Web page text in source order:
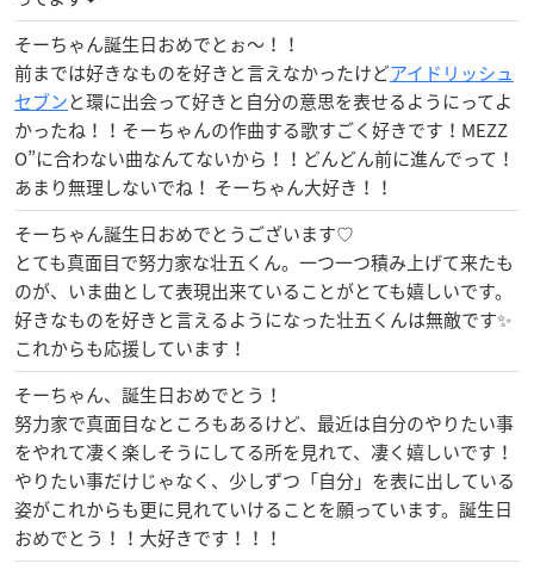
そーちゃん誕生日おめでとぉ〜！！
前までは好きなものを好きと言えなかったけどアイドリッシュ
セブンと環に出会って好きと自分の意思を表せるようにってよ
かったね！！そーちゃんの作曲する歌すごく好きです！MEZZ
O”に合わない曲なんてないから！！どんどん前に進んでって！
あまり無理しないでね！ そーちゃん大好き！！
そーちゃん誕生日おめでとうございます♡
とても真面目で努力家な壮五くん。一つ一つ積み上げて来たも
のが、いま曲として表現出来ていることがとても嬉しいです。
好きなものを好きと言えるようになった壮五くんは無敵です✨
これからも応援しています！
そーちゃん、誕生日おめでとう！
努力家で真面目なところもあるけど、最近は自分のやりたい事
をやれて凄く楽しそうにしてる所を見れて、凄く嬉しいです！
やりたい事だけじゃなく、少しずつ「自分」を表に出している
姿がこれからも更に見れていけることを願っています。誕生日
おめでとう！！大好きです！！！